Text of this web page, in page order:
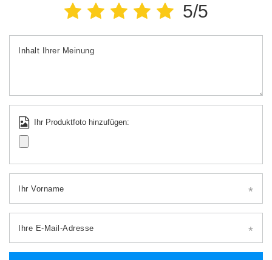
5/5
Inhalt Ihrer Meinung
Ihr Produktfoto hinzufügen:
Ihr Vorname
Ihre E-Mail-Adresse